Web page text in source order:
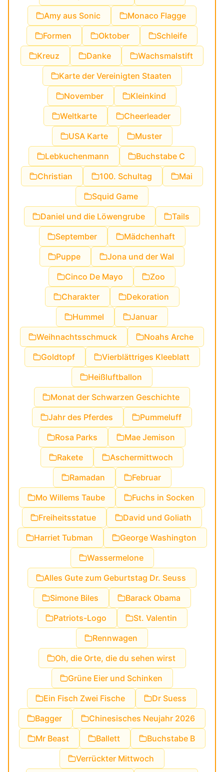
Amy aus Sonic
Monaco Flagge
Formen
Oktober
Schleife
Kreuz
Danke
Wachsmalstift
Karte der Vereinigten Staaten
November
Kleinkind
Weltkarte
Cheerleader
USA Karte
Muster
Lebkuchenmann
Buchstabe C
Christian
100. Schultag
Mai
Squid Game
Daniel und die Löwengrube
Tails
September
Mädchenhaft
Puppe
Jona und der Wal
Cinco De Mayo
Zoo
Charakter
Dekoration
Hummel
Januar
Weihnachtsschmuck
Noahs Arche
Goldtopf
Vierblättriges Kleeblatt
Heißluftballon
Monat der Schwarzen Geschichte
Jahr des Pferdes
Pummeluff
Rosa Parks
Mae Jemison
Rakete
Aschermittwoch
Ramadan
Februar
Mo Willems Taube
Fuchs in Socken
Freiheitsstatue
David und Goliath
Harriet Tubman
George Washington
Wassermelone
Alles Gute zum Geburtstag Dr. Seuss
Simone Biles
Barack Obama
Patriots-Logo
St. Valentin
Rennwagen
Oh, die Orte, die du sehen wirst
Grüne Eier und Schinken
Ein Fisch Zwei Fische
Dr Suess
Bagger
Chinesisches Neujahr 2026
Mr Beast
Ballett
Buchstabe B
Verrückter Mittwoch